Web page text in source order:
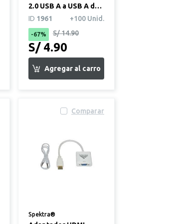
2.0 USB A a USB A de
4.5 metros
ID 1961 +100 Unid.
-67% S/ 14.90
S/ 4.90
Comparar
Spektra®